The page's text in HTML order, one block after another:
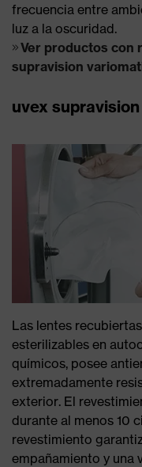
frecuencia entre
luz a la oscuridad.
Ver productos con
supravision
uvex
Las lentes
esterilizables en
químicos, posee
extremadamente
exterior. El
durante al menos 10
revestimiento
empañamiento y una